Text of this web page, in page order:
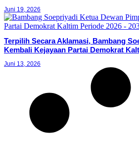
Juni 19, 2026
Terpilih Secara Aklamasi, Bambang
Kembali Kejayaan Partai Demokrat
Juni 13, 2026